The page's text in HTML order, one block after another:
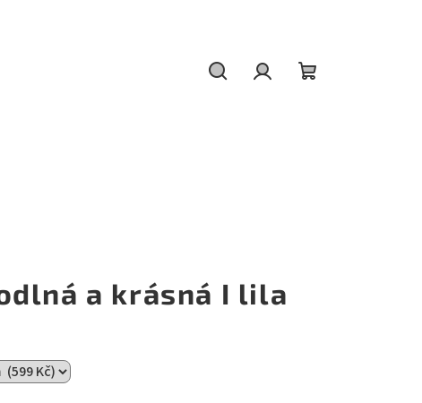
a krásná I lila